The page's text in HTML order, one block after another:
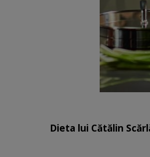
Dieta lui Cătălin